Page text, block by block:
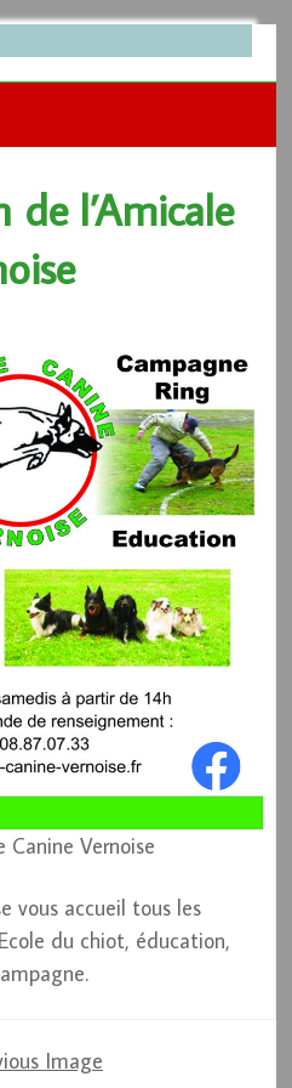
de l’Amicale
Canine Vernoise
vous accueil tous les
du chiot, éducation,
Image